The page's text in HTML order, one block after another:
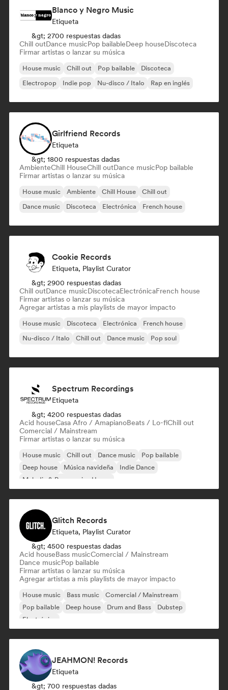
Blanco y Negro Music
Etiqueta
&gt; 2700 respuestas dadas
Chill outDance musicPop bailableDeep houseDiscoteca
Firmar artistas o lanzar su música
House music Chill out Pop bailable
Discoteca
Electropop
Indie pop Nu-disco / Italo Rap en inglés
Girlfriend Records
Etiqueta
&gt; 1800 respuestas dadas
AmbienteChill HouseChill outDance musicPop bailable
Firmar artistas o lanzar su música
House music Ambiente Chill House
Chill out
Dance music
Discoteca Electrónica French house
Cookie Records
Etiqueta, Playlist Curator
&gt; 2900 respuestas dadas
Chill outDance musicDiscotecaElectrónicaFrench house
Firmar artistas o lanzar su música
Agregar artistas a mis playlists de mayor impacto
House music Discoteca Electrónica
French house
Nu-disco / Italo
Chill out Dance music Pop soul
Spectrum Recordings
Etiqueta
&gt; 4200 respuestas dadas
Acid houseCasa Afro / AmapianoBeats / Lo-fiChill out
Comercial / Mainstream
Firmar artistas o lanzar su música
House music Chill out Dance music
Pop bailable
Deep house
Música navideña
Indie Dance
Melodic & Progressive House
Glitch Records
Etiqueta, Playlist Curator
&gt; 4500 respuestas dadas
Acid houseBass musicComercial / Mainstream
Dance musicPop bailable
Firmar artistas o lanzar su música
Agregar artistas a mis playlists de mayor impacto
House music Bass music
Comercial / Mainstream
Pop bailable
Deep house Drum and Bass
Dubstep
Electrónica
JEAHMON! Records
Etiqueta
&gt; 700 respuestas dadas